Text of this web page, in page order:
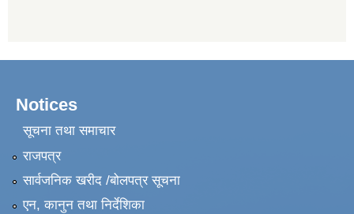
Notices
सूचना तथा समाचार
राजपत्र
सार्वजनिक खरीद /बोलपत्र सूचना
एन, कानुन तथा निर्देशिका